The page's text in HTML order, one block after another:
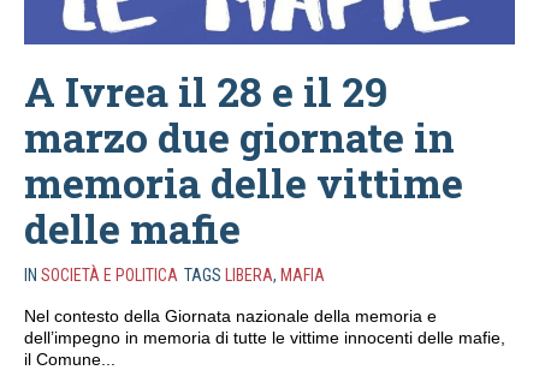
A Ivrea il 28 e il 29
marzo due giornate in
memoria delle vittime
delle mafie
IN SOCIETÀ E POLITICA TAGS LIBERA, MAFIA
Nel contesto della Giornata nazionale della memoria e
dell’impegno in memoria di tutte le vittime innocenti delle mafie,
il Comune...